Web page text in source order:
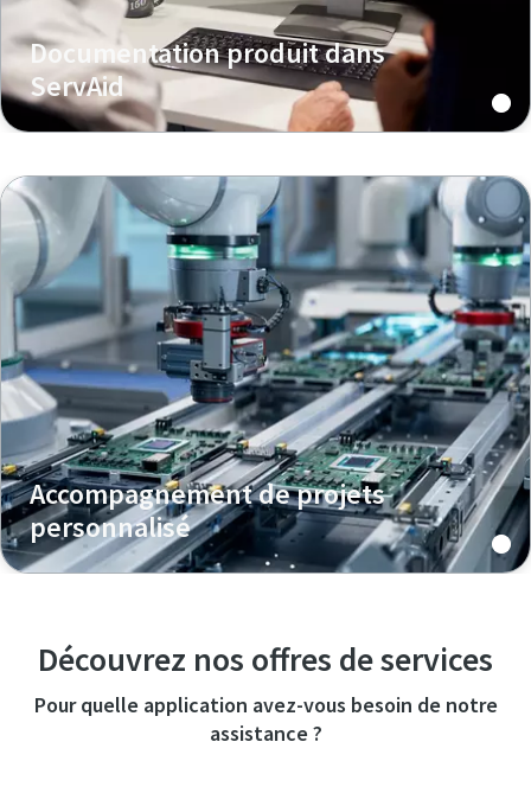
Documentation produit dans
ServAid
Accompagnement de projets
personnalisé
Découvrez nos offres de services
Pour quelle application avez-vous besoin de notre
assistance ?